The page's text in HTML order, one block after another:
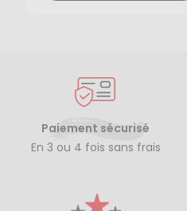
Paiement sécurisé
En 3 ou 4 fois sans frais